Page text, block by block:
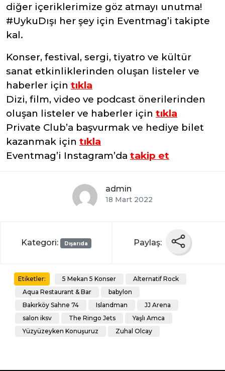
diğer içeriklerimize göz atmayı unutma!
#UykuDışı her şey için Eventmag’i takipte
kal.
Konser, festival, sergi, tiyatro ve kültür
sanat etkinliklerinden oluşan listeler ve
haberler için tıkla
Dizi, film, video ve podcast önerilerinden
oluşan listeler ve haberler için tıkla
Private Club’a başvurmak ve hediye bilet
kazanmak için tıkla
Eventmag’i Instagram’da takip et
admin
18 Mart 2022
Kategori: Dışarıda Paylaş:
Etiketler: 5 Mekan 5 Konser
Alternatif Rock
Aqua Restaurant & Bar
babylon
Bakırköy Sahne 74
Islandman
JJ Arena
salon iksv
The Ringo Jets
Yaşlı Amca
Yüzyüzeyken Konuşuruz
Zuhal Olcay